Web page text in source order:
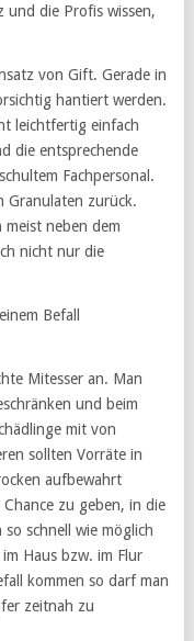
und die Profis wissen,
von Gift. Gerade in
hantiert werden.
leichtfertig einfach
die entsprechende
Fachpersonal.
Granulaten zurück.
meist neben dem
nicht nur die
Befall
Mitesser an. Man
und beim
mit von
sollten Vorräte in
aufbewahrt
zu geben, in die
schnell wie möglich
Haus bzw. im Flur
kommen so darf man
zeitnah zu